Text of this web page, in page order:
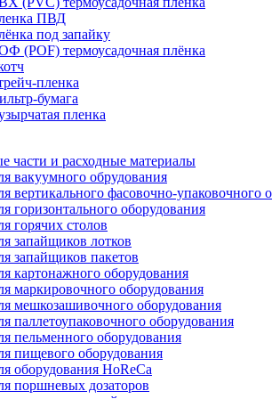
ПВД
под запайку
(POF) термоусадочная плёнка
пленка
бумага
пленка
части и расходные материалы
вакуумного обрудования
вертикального фасовочно-упаковочного
горизонтального оборудования
горячих столов
запайщиков лотков
запайщиков пакетов
картонажного оборудования
маркировочного оборудования
мешкозашивочного оборудования
паллетоупаковочного оборудования
пельменного оборудования
пищевого оборудования
оборудования HoReCa
поршневых дозаторов